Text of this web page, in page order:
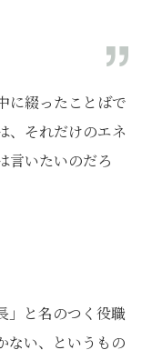
に綴ったことばで
、それだけのエネ
言いたいのだろ
」と名のつく役職
ない、というもの